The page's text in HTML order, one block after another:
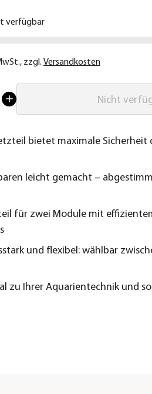
verfügbar
, zzgl. Versandkosten
Nicht
bietet maximale
leicht gemacht –
für zwei Module mit
und flexibel: wählbar
zu Ihrer Aquarientechnik und